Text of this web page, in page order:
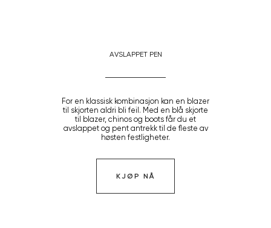
AVSLAPPET PEN
For en klassisk kombinasjon kan en blazer
til skjorten aldri bli feil. Med en blå skjorte
til blazer, chinos og boots får du et
avslappet og pent antrekk til de fleste av
høsten festligheter.
KJØP NÅ